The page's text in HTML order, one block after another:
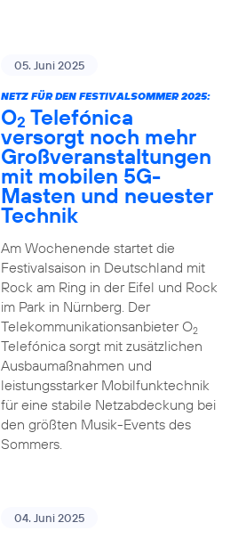
05. Juni 2025
NETZ FÜR DEN FESTIVALSOMMER 2025:
O2 Telefónica
versorgt noch mehr
Großveranstaltungen
mit mobilen 5G-
Masten und neuester
Technik
Am Wochenende startet die
Festivalsaison in Deutschland mit
Rock am Ring in der Eifel und Rock
im Park in Nürnberg. Der
Telekommunikationsanbieter O2
Telefónica sorgt mit zusätzlichen
Ausbaumaßnahmen und
leistungsstarker Mobilfunktechnik
für eine stabile Netzabdeckung bei
den größten Musik-Events des
Sommers.
04. Juni 2025